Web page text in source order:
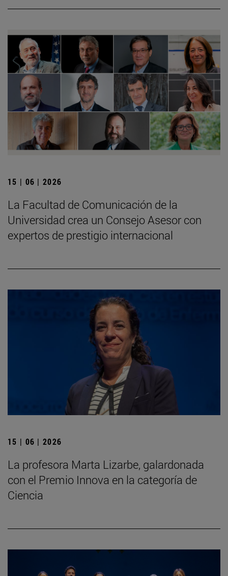
15 | 06 | 2026
La Facultad de Comunicación de la
Universidad crea un Consejo Asesor con
expertos de prestigio internacional
15 | 06 | 2026
La profesora Marta Lizarbe, galardonada
con el Premio Innova en la categoría de
Ciencia